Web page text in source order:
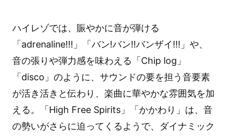
ハイレゾでは、賑やかに音が弾ける
「adrenaline!!!」「バン!バン!!バンザイ!!!」や、
音の張りや弾力感を味わえる「Chip log」
「disco」のように、サウンドの要を担う音要素
が活き活きと伝わり、楽曲に華やかな雰囲気を加
える。「High Free Spirits」「かかわり」は、音
の勢いがさらに迫ってくるようで、ダイナミック